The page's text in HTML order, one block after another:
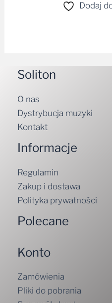
Dystrybucja muzyki
Kontakt
Informacje
Zakup i dostawa
Polityka prywatności
Polecane
Pliki do pobrania
Szczegóły konta